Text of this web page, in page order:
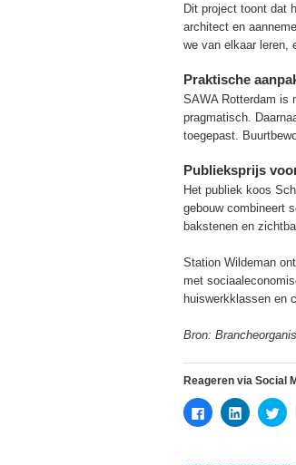
Dit project toont dat
architect en
we van elkaar leren,
Praktische
SAWA Rotterdam is
pragmatisch.
toegepast.
Publieksprijs
Het publiek koos
gebouw combineert
bakstenen en
Station Wildeman
met
huiswerkklassen en
Bron:
Reageren via Social
Klik
om
Klik
om
Klik
om